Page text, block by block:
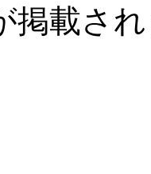
ル解決 こどもの足
掲載され